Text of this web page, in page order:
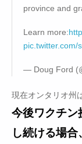
province and
Learn more:
pic.twitter.com/
— Doug Ford
現在オンタリオ州
今後ワクチン
し続ける場